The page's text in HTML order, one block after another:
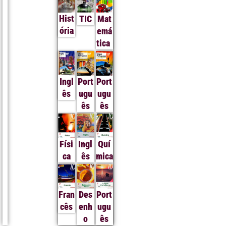
Hist
ória
TIC Mat
emá
tica
Ingl
ês
Port
ugu
ês
Port
ugu
ês
Físi
ca
Ingl
ês
Quí
mica
Fran
cês
Des
enh
o
Port
ugu
ês